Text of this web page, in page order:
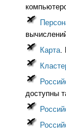
Карта.
доступны